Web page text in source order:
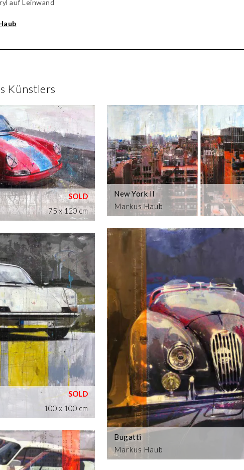
auf Leinwand
Künstlers
75 x 120 cm
100 x 100 cm
Markus Haub
New York II
Markus Haub
Bugatti